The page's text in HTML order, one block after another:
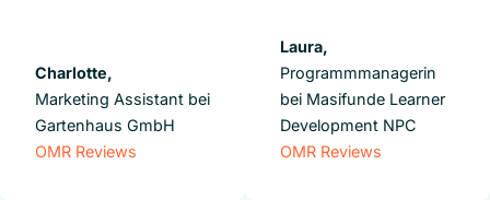
Charlotte,
Marketing Assistant bei
Gartenhaus GmbH
OMR Reviews
Laura,
Programmmanagerin
bei Masifunde Learner
Development NPC
OMR Reviews